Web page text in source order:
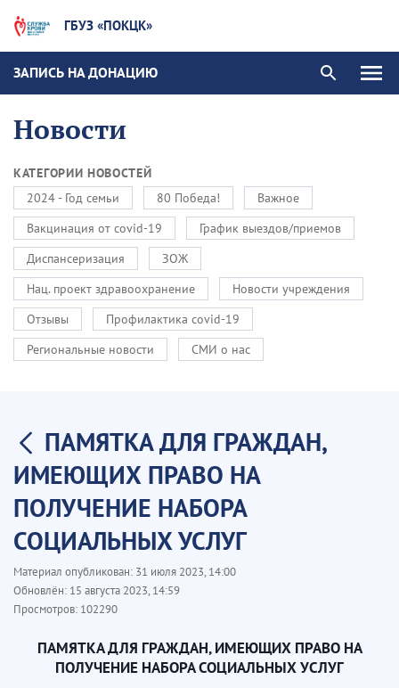
ГБУЗ «ПОКЦК»
ЗАПИСЬ НА ДОНАЦИЮ
Новости
КАТЕГОРИИ НОВОСТЕЙ
2024 - Год семьи
80 Победа!
Важное
Вакцинация от covid-19
График выездов/приемов
Диспансеризация
ЗОЖ
Нац. проект здравоохранение
Новости учреждения
Отзывы
Профилактика covid-19
Региональные новости
СМИ о нас
ПАМЯТКА ДЛЯ ГРАЖДАН,
ИМЕЮЩИХ ПРАВО НА
ПОЛУЧЕНИЕ НАБОРА
СОЦИАЛЬНЫХ УСЛУГ
Материал опубликован: 31 июля 2023, 14:00
Обновлён: 15 августа 2023, 14:59
Просмотров: 102290
ПАМЯТКА ДЛЯ ГРАЖДАН, ИМЕЮЩИХ ПРАВО НА
ПОЛУЧЕНИЕ НАБОРА СОЦИАЛЬНЫХ УСЛУГ